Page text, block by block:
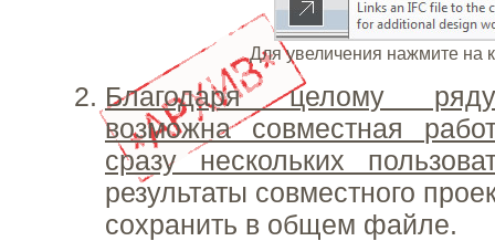
Для увеличения нажмите на
Благодаря целому
возможна совместная
сразу нескольких
результаты совместного
сохранить в общем файле.